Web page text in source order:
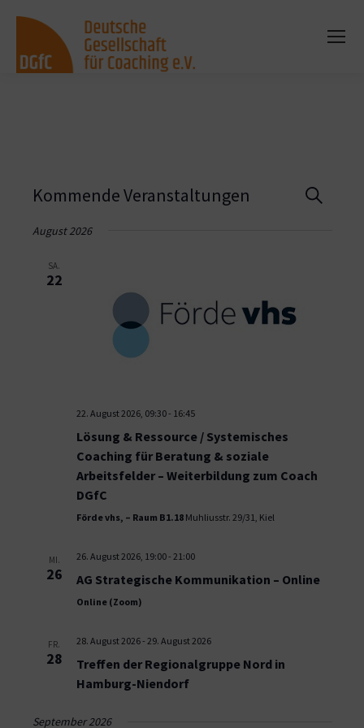
Suche
Kommende Veranstaltungen
August 2026
SA.
22
22. August 2026, 09:30- 16:45
Lösung & Ressource / Systemisches
Coaching für Beratung & soziale
Arbeitsfelder – Weiterbildung zum Coach
DGfC
Förde vhs, – Raum B1.18 Muhliusstr. 29/31, Kiel
MI.
26
26. August 2026, 19:00- 21:00
AG Strategische Kommunikation – Online
Online (Zoom)
FR.
28
28. August 2026- 29. August 2026
Treffen der Regionalgruppe Nord in
Hamburg-Niendorf
September 2026